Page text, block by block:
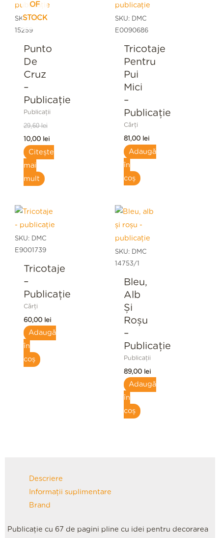
OF
STOCK
SKU: PM
15259
Punto
De
Cruz
–
Publicație
Publicații
29,60lei
10,00 lei
Citește
mai
mult
SKU: DMC
E0090686
Tricotaje
Pentru
Pui
Mici
–
Publicaţie
Cărți
81,00 lei
Adaugă
în
coș
SKU: DMC
E9001739
Tricotaje
–
Publicaţie
Cărți
60,00 lei
Adaugă
în
coș
SKU: DMC
14753/1
Bleu,
Alb
Și
Roșu
–
Publicație
Publicații
89,00 lei
Adaugă
în
coș
Descriere
Informații suplimentare
Brand
Publicaţie cu 67 de pagini pline cu idei pentru decorarea